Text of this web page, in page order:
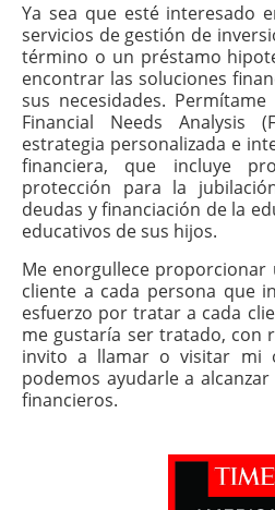
Ya sea que esté interesado
servicios de gestión de
término o un préstamo
encontrar las soluciones
sus necesidades.
Financial Needs Analysis
estrategia personalizada e
financiera, que incluye
protección para la
deudas y financiación de la
educativos de sus hijos.
Me enorgullece proporcionar
cliente a cada persona que
esfuerzo por tratar a cada
me gustaría ser tratado, con
invito a llamar o visitar mi
podemos ayudarle a
financieros.